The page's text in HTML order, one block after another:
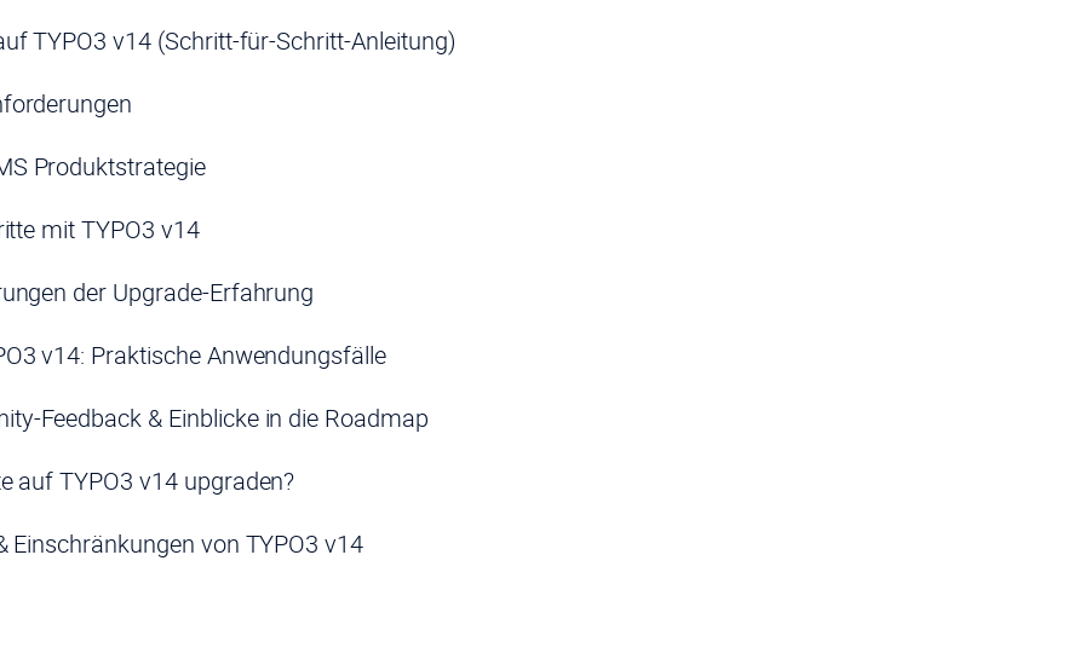
TYPO3 v14 (Schritt-für-Schritt-Anleitung)
Produktstrategie
mit TYPO3 v14
der Upgrade-Erfahrung
v14: Praktische Anwendungsfälle
Feedback & Einblicke in die Roadmap
auf TYPO3 v14 upgraden?
Einschränkungen von TYPO3 v14